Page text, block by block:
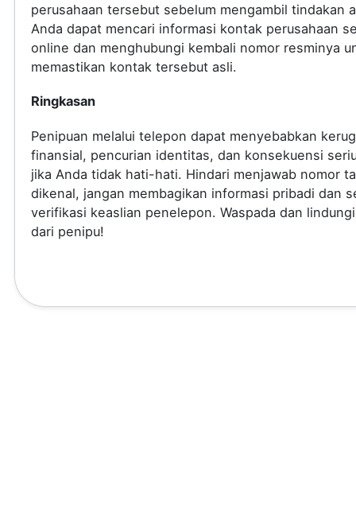
perusahaan tersebut sebelum mengambil tindakan
Anda dapat mencari informasi kontak perusahaan
online dan menghubungi kembali nomor resminya
memastikan kontak tersebut asli.
Ringkasan
Penipuan melalui telepon dapat menyebabkan
finansial, pencurian identitas, dan konsekuensi
jika Anda tidak hati-hati. Hindari menjawab nomor
dikenal, jangan membagikan informasi pribadi dan
verifikasi keaslian penelepon. Waspada dan
dari penipu!